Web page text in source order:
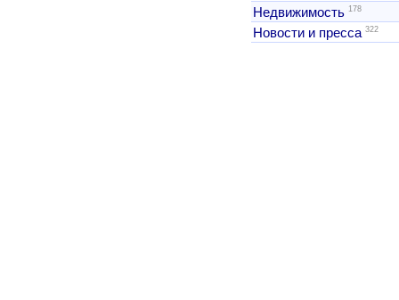
Недвижимость 178
Новости и пресса 322